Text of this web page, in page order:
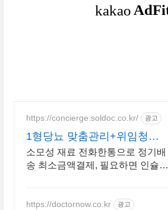
https://concierge.soldoc.co.kr/ 광고
1형당뇨 맞춤관리+위임청구
복잡한 청구 절차 ZERO
소모성 재료 전화한통으로 정기배
송 최소금액결제, 필요하면 인슐린
https://doctornow.co.kr 광고